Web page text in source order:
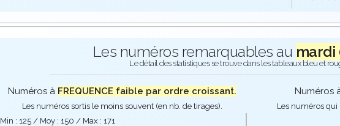
Les numéros remarquables au mardi
Le détail des statistiques se trouve dans les tableaux bleu et
Numéros à FREQUENCE faible par ordre croissant.
Les numéros sortis le moins souvent (en nb. de tirages).
Min : 125 / Moy : 150 / Max : 171
Numéros
Les numéros